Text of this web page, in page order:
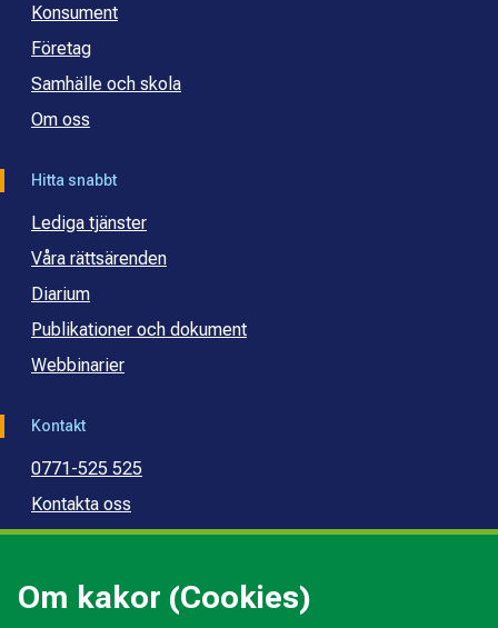
Om kakor (Cookies)
Konsument
Företag
Samhälle och skola
Om oss
Hitta snabbt
Lediga tjänster
Våra rättsärenden
Diarium
Publikationer och dokument
Webbinarier
Kontakt
0771-525 525
Kontakta oss
Press
Kommunal budget- och skuldrådgivning